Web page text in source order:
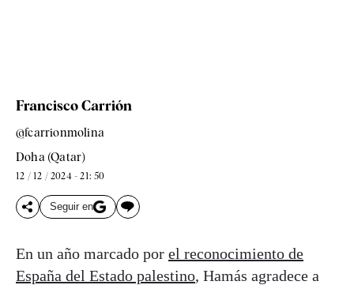
Francisco Carrión
@fcarrionmolina
Doha (Qatar)
12 / 12 / 2024 - 21: 50
Seguir en
En un año marcado por el reconocimiento de
España del Estado palestino, Hamás agradece a